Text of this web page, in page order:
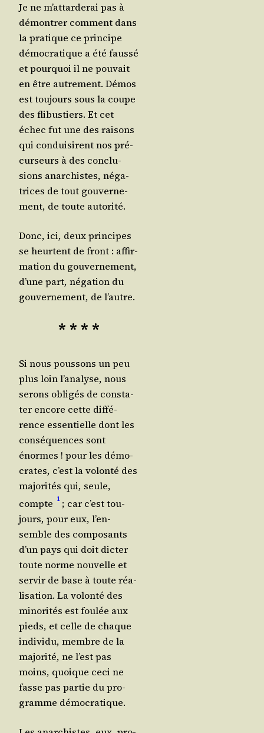
Je ne m’at­tar­de­rai pas à
démon­trer com­ment dans
la pra­tique ce prin­cipe
démo­cra­tique a été faus­sé
et pour­quoi il ne pou­vait
en être autre­ment. Démos
est tou­jours sous la coupe
des fli­bus­tiers. Et cet
échec fut une des rai­sons
qui condui­sirent nos pré­
cur­seurs à des conclu­
sions anar­chistes, néga­
trices de tout gou­ver­ne­
ment, de toute autorité.
Donc, ici, deux prin­cipes
se heurtent de front : affir­
ma­tion du gou­ver­ne­ment,
d’une part, néga­tion du
gou­ver­ne­ment, de l’autre.
* * * *
Si nous pous­sons un peu
plus loin l’a­na­lyse, nous
serons obli­gés de consta­
ter encore cette dif­fé­
rence essen­tielle dont les
consé­quences sont
énormes ! pour les démo­
crates, c’est la volon­té des
majo­ri­tés qui, seule,
compte 1 ; car c’est tou­
jours, pour eux, l’en­
semble des com­po­sants
d’un pays qui doit dic­ter
toute norme nou­velle et
ser­vir de base à toute réa­
li­sa­tion. La volon­té des
mino­ri­tés est fou­lée aux
pieds, et celle de chaque
indi­vi­du, membre de la
majo­ri­té, ne l’est pas
moins, quoique ceci ne
fasse pas par­tie du pro­
gramme démocratique.